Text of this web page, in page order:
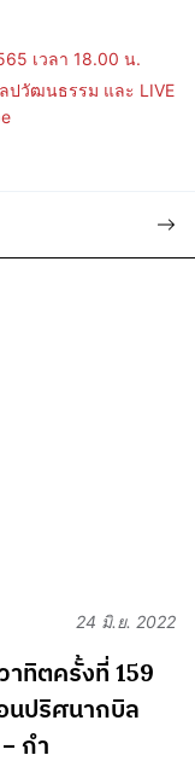
เวลา 18.00 น.
ปวัฒนธรรม และ LIVE
24 มิ.ย. 2022
าทิตครั้งที่ 159
นปริศนากบิล
กำ